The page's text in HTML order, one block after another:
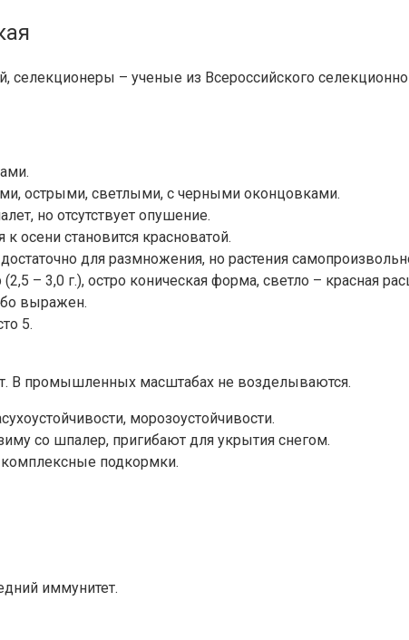
селекционеры – ученые из Всероссийского
острыми, светлыми, с черными оконцовками.
но отсутствует опушение.
осени становится красноватой.
для размножения, но растения
– 3,0 г.), остро коническая форма, светло – красная
выражен.
5.
В промышленных масштабах не возделываются.
морозоустойчивости.
со шпалер, пригибают для укрытия снегом.
подкормки.
иммунитет.